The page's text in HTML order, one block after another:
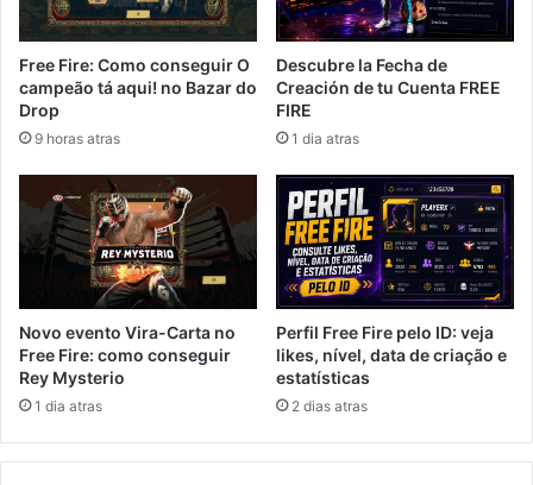
Free Fire: Como conseguir O
campeão tá aqui! no Bazar do
Drop
9 horas atras
Descubre la Fecha de
Creación de tu Cuenta FREE
FIRE
1 dia atras
Novo evento Vira-Carta no
Free Fire: como conseguir
Rey Mysterio
1 dia atras
Perfil Free Fire pelo ID: veja
likes, nível, data de criação e
estatísticas
2 dias atras